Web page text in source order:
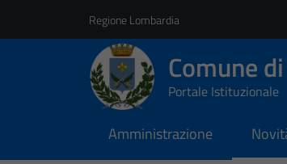
Regione Lombardia
Comune
Portale Istituzionale
Amministrazione